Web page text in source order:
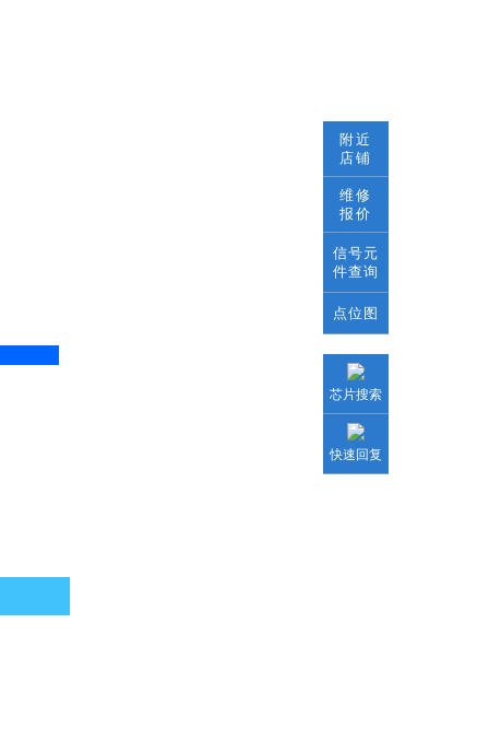
附近
店铺
维修
报价
信号元
件查询
点位图
芯片搜索
快速回复